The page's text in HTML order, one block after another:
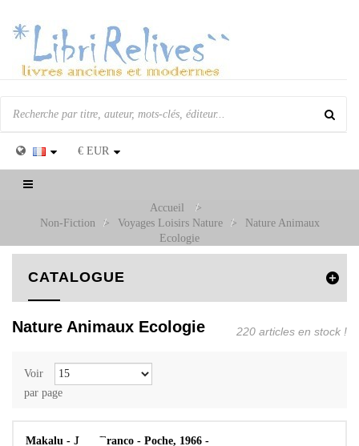
€ EUR
Basculer
Accueil
>
Non-Fiction
> Voyages Loisirs Nature >
Nature Animaux
Ecologie
CATALOGUE
Nature Animaux Ecologie 220 articles en stock !
Voir
par page
Makalu - Jean Franco - Poche, 1966 -